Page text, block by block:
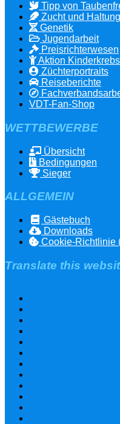
Tipp von
Zucht und Haltung
Genetik
Jugendarbeit
Preisrichterwesen
Aktion
Züchterportraits
Reiseberichte
VDT-Fan-Shop
WETTBEWERBE
Übersicht
Bedingungen
Sieger
ALLGEMEIN
Gästebuch
Downloads
Cookie-Richtlinie
Translate this